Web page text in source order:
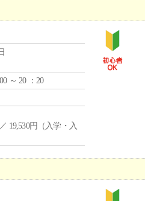
～ 20 ：20
19,530円（入学・入